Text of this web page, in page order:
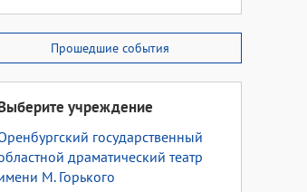
Прошедшие события
учреждение
государственный
драматический театр
М. Горького